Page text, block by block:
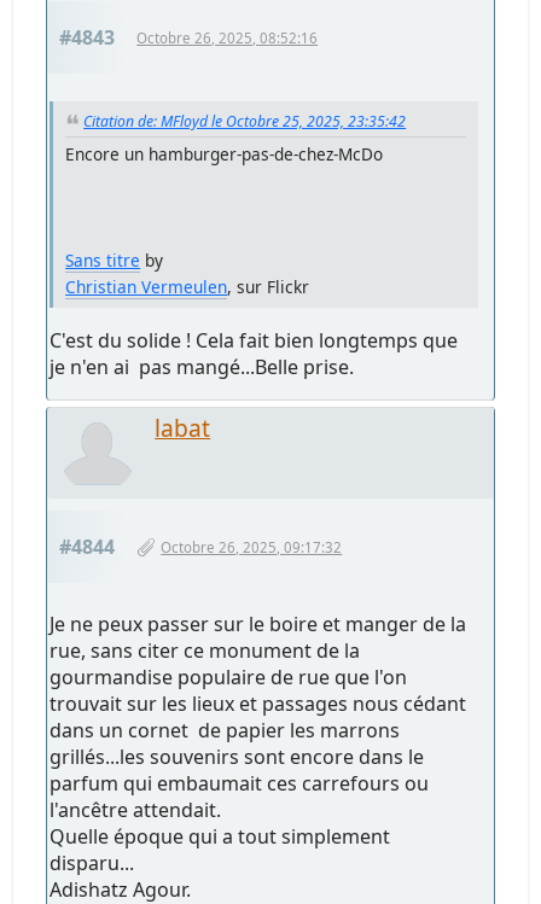
#4843 Octobre 26, 2025, 08:52:16
Citation de: MFloyd le Octobre 25, 2025, 23:35:42
Encore un hamburger-pas-de-chez-McDo
Sans titre by
Christian Vermeulen, sur Flickr
C'est du solide ! Cela fait bien longtemps que
je n'en ai pas mangé...Belle prise.
labat
#4844 Octobre 26, 2025, 09:17:32
Je ne peux passer sur le boire et manger de la
rue, sans citer ce monument de la
gourmandise populaire de rue que l'on
trouvait sur les lieux et passages nous cédant
dans un cornet de papier les marrons
grillés...les souvenirs sont encore dans le
parfum qui embaumait ces carrefours ou
l'ancêtre attendait.
Quelle époque qui a tout simplement
disparu...
Adishatz Agour.